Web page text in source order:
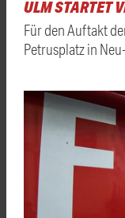
LM STARTET
Für den Auftakt
Petrusplatz in